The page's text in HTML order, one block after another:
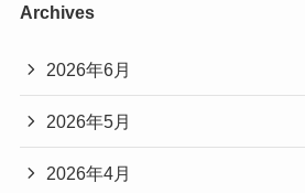
Archives
2026年6月
2026年5月
2026年4月